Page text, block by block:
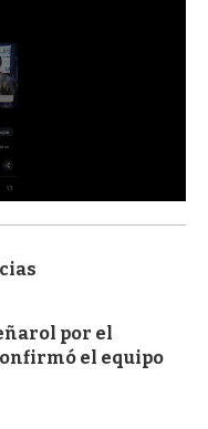
por el
el equipo